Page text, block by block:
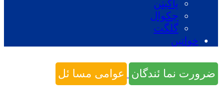
پاکپتن
چکوال
گلگت
خواتین
ضرورت نما ئندگان عوامی مسا ئل